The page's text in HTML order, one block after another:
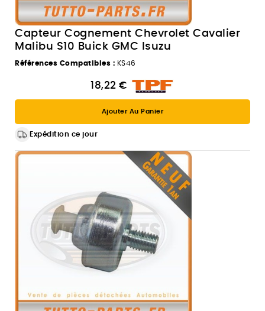
Capteur Cognement Chevrolet Cavalier
Malibu S10 Buick GMC Isuzu
Références Compatibles : KS46
18,22 €
Ajouter Au Panier
Expédition ce jour